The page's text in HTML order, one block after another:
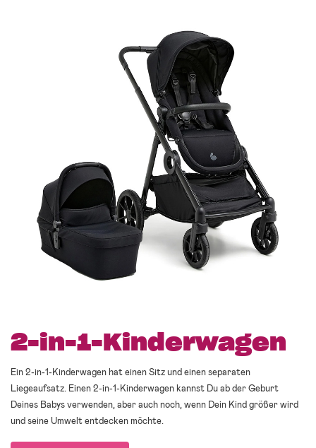
2-in-1-Kinderwagen
Ein 2-in-1-Kinderwagen hat einen Sitz und einen separaten
Liegeaufsatz. Einen 2-in-1-Kinderwagen kannst Du ab der Geburt
Deines Babys verwenden, aber auch noch, wenn Dein Kind größer wird
und seine Umwelt entdecken möchte.